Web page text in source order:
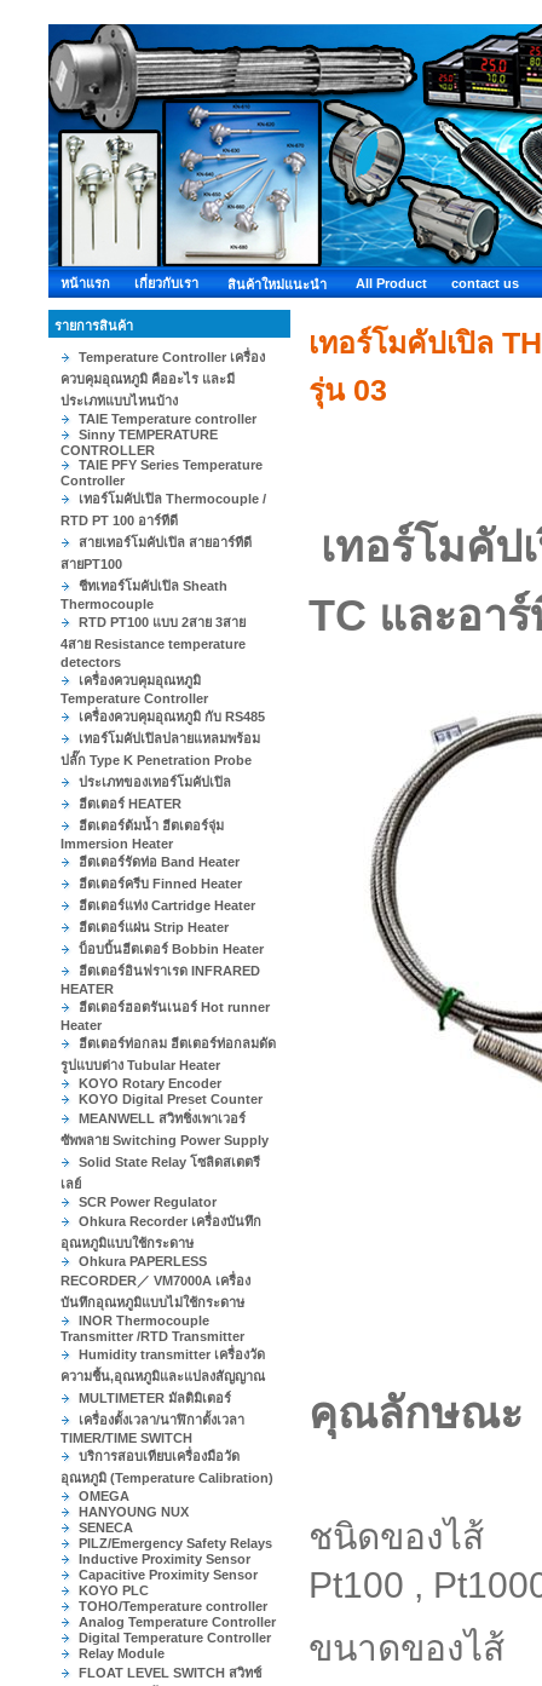
หน้าแรก เกี่ยวกับเรา สินค้าใหม่แนะนำ All Product contact us
รายการสินค้า
Temperature Controller เครื่อง
ควบคุมอุณหภูมิ คืออะไร และมี
ประเภทแบบไหนบ้าง
TAIE Temperature controller
Sinny TEMPERATURE
CONTROLLER
TAIE PFY Series Temperature
Controller
เทอร์โมคัปเปิล Thermocouple /
RTD PT 100 อาร์ทีดี
สายเทอร์โมคัปเปิล สายอาร์ทีดี
สายPT100
ชีทเทอร์โมคัปเปิล Sheath
Thermocouple
RTD PT100 แบบ 2สาย 3สาย
4สาย Resistance temperature
detectors
เครื่องควบคุมอุณหภูมิ
Temperature Controller
เครื่องควบคุมอุณหภูมิ กับ RS485
เทอร์โมคัปเปิลปลายแหลมพร้อม
ปลั๊ก Type K Penetration Probe
ประเภทของเทอร์โมคัปเปิล
ฮีตเตอร์ HEATER
ฮีตเตอร์ต้มน้ำ ฮีตเตอร์จุ่ม
Immersion Heater
ฮีตเตอร์รัดท่อ Band Heater
ฮีตเตอร์ครีบ Finned Heater
ฮีตเตอร์แท่ง Cartridge Heater
ฮีตเตอร์แผ่น Strip Heater
บ็อบบิ้นฮีตเตอร์ Bobbin Heater
ฮีตเตอร์อินฟราเรด INFRARED
HEATER
ฮีตเตอร์ฮอตรันเนอร์ Hot runner
Heater
ฮีตเตอร์ท่อกลม ฮีตเตอร์ท่อกลมดัด
รูปแบบต่าง Tubular Heater
KOYO Rotary Encoder
KOYO Digital Preset Counter
MEANWELL สวิทชิ่งเพาเวอร์
ซัพพลาย Switching Power Supply
Solid State Relay โซลิดสเตตรี
เลย์
SCR Power Regulator
Ohkura Recorder เครื่องบันทึก
อุณหภูมิแบบใช้กระดาษ
Ohkura PAPERLESS
RECORDER／ VM7000A เครื่อง
บันทึกอุณหภูมิแบบไม่ใช้กระดาษ
INOR Thermocouple
Transmitter /RTD Transmitter
Humidity transmitter เครื่องวัด
ความชื้น,อุณหภูมิและแปลงสัญญาณ
MULTIMETER มัลติมิเตอร์
เครื่องตั้งเวลา/นาฬิกาตั้งเวลา
TIMER/TIME SWITCH
บริการสอบเทียบเครื่องมือวัด
อุณหภูมิ (Temperature Calibration)
OMEGA
HANYOUNG NUX
SENECA
PILZ/Emergency Safety Relays
Inductive Proximity Sensor
Capacitive Proximity Sensor
KOYO PLC
TOHO/Temperature controller
Analog Temperature Controller
Digital Temperature Controller
Relay Module
FLOAT LEVEL SWITCH สวิทช์
เทอร์โมคัปเปิล
รุ่น 03
เทอร์โมคัป
TC และอา
คุณลักษณะ
ชนิดของไส้
Pt100 ,
ขนาดของ